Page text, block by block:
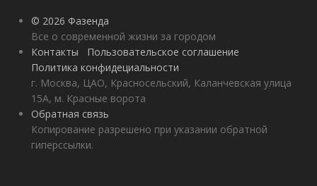
© 2026 Фазенда
Все о современной жизни за городом
Контакты
Пользовательское соглашение
Политика конфидециальности
г. Москва, ЦАО, Красносельский, Каланчевская улица
15А, м. Красные ворота
Обратная связь
Копирование разрешено при указании обратной
гиперссылки.